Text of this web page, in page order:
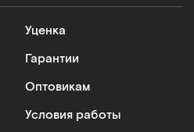
Уценка
Гарантии
Оптовикам
Условия работы